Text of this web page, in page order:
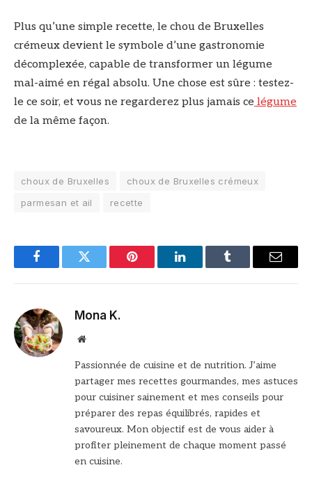
Plus qu’une simple recette, le chou de Bruxelles
crémeux devient le symbole d’une gastronomie
décomplexée, capable de transformer un légume
mal-aimé en régal absolu. Une chose est sûre : testez-
le ce soir, et vous ne regarderez plus jamais ce légume
de la même façon.
choux de Bruxelles
choux de Bruxelles crémeux
parmesan et ail
recette
FacebookTwitter Pinterest LinkedInTumblr Email
Mona K.
Site
Passionnée de cuisine et de nutrition. J’aime
partager mes recettes gourmandes, mes astuces
pour cuisiner sainement et mes conseils pour
préparer des repas équilibrés, rapides et
savoureux. Mon objectif est de vous aider à
profiter pleinement de chaque moment passé
en cuisine.